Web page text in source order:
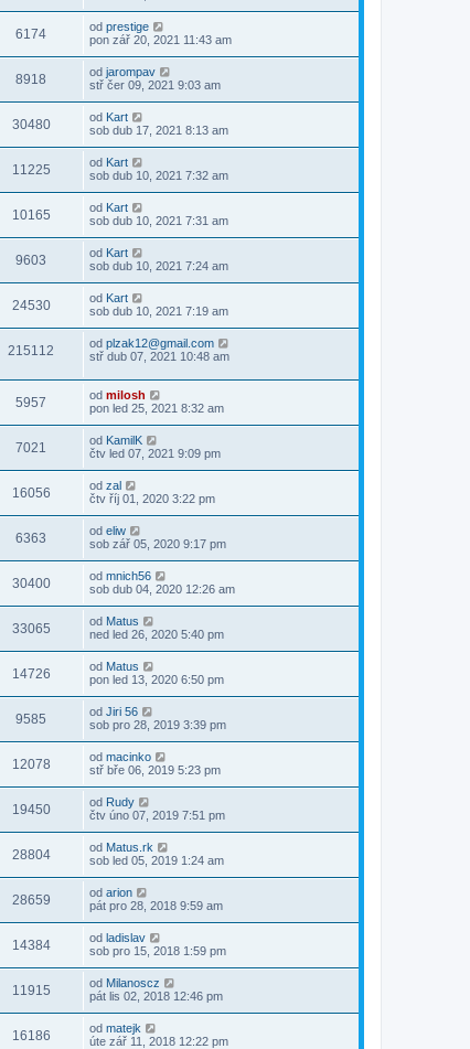
6174 od prestige
pon zář 20, 2021 11:43 am
8918 od jarompav
stř čer 09, 2021 9:03 am
30480 od Kart
sob dub 17, 2021 8:13 am
11225 od Kart
sob dub 10, 2021 7:32 am
10165 od Kart
sob dub 10, 2021 7:31 am
9603 od Kart
sob dub 10, 2021 7:24 am
24530 od Kart
sob dub 10, 2021 7:19 am
215112 od plzak12@gmail.com
stř dub 07, 2021 10:48 am
5957 od milosh
pon led 25, 2021 8:32 am
7021 od KamilK
čtv led 07, 2021 9:09 pm
16056 od zal
čtv říj 01, 2020 3:22 pm
6363 od eliw
sob zář 05, 2020 9:17 pm
30400 od mnich56
sob dub 04, 2020 12:26 am
33065 od Matus
ned led 26, 2020 5:40 pm
14726 od Matus
pon led 13, 2020 6:50 pm
9585 od Jiri 56
sob pro 28, 2019 3:39 pm
12078 od macinko
stř bře 06, 2019 5:23 pm
19450 od Rudy
čtv úno 07, 2019 7:51 pm
28804 od Matus.rk
sob led 05, 2019 1:24 am
28659 od arion
pát pro 28, 2018 9:59 am
14384 od ladislav
sob pro 15, 2018 1:59 pm
11915 od Milanoscz
pát lis 02, 2018 12:46 pm
16186 od matejk
úte zář 11, 2018 12:22 pm